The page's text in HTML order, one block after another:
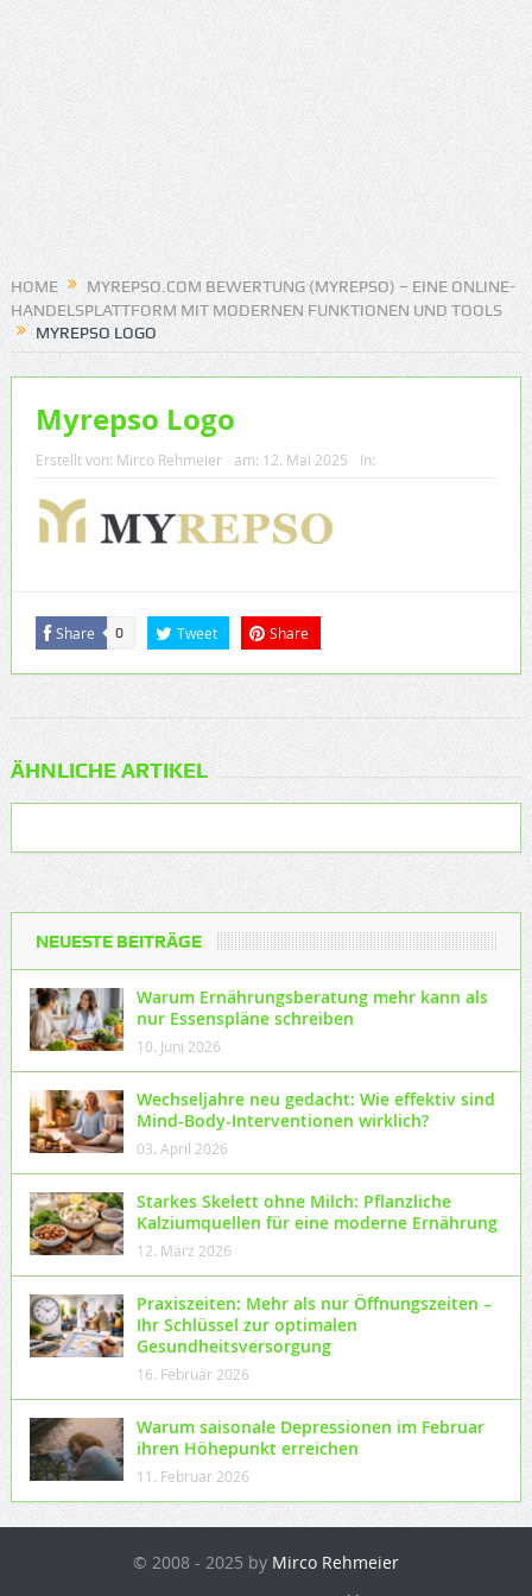
HOME
MYREPSO.COM BEWERTUNG (MYREPSO) – EINE ONLINE-
HANDELSPLATTFORM MIT MODERNEN FUNKTIONEN UND TOOLS
MYREPSO LOGO
Myrepso Logo
Erstellt von: Mirco Rehmeier am: 12. Mai 2025 In:
Share 0 Tweet Share
ÄHNLICHE ARTIKEL
NEUESTE BEITRÄGE
Warum Ernährungsberatung mehr kann als
nur Essenspläne schreiben
10. Juni 2026
Wechseljahre neu gedacht: Wie effektiv sind
Mind-Body-Interventionen wirklich?
03. April 2026
Starkes Skelett ohne Milch: Pflanzliche
Kalziumquellen für eine moderne Ernährung
12. März 2026
Praxiszeiten: Mehr als nur Öffnungszeiten –
Ihr Schlüssel zur optimalen
Gesundheitsversorgung
16. Februar 2026
Warum saisonale Depressionen im Februar
ihren Höhepunkt erreichen
11. Februar 2026
© 2008 - 2025 by Mirco Rehmeier